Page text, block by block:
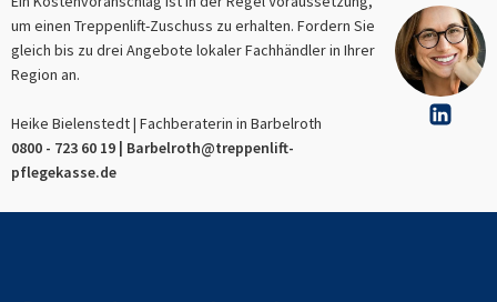
um einen Treppenlift-Zuschuss zu erhalten. Fordern Sie
gleich bis zu drei Angebote lokaler Fachhändler in Ihrer
Region an.
Heike Bielenstedt | Fachberaterin in Barbelroth
0800 - 723 60 19 | Barbelroth@treppenlift-
pflegekasse.de